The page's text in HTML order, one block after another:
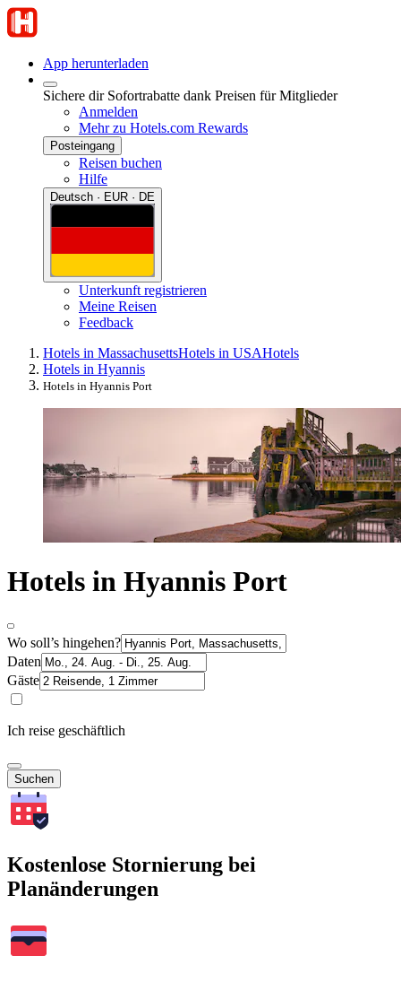
App herunterladen
Sichere dir Sofortrabatte dank Preisen für Mitglieder
Anmelden
Mehr zu Hotels.com Rewards
Posteingang
Reisen buchen
Hilfe
Deutsch · EUR · DE
Unterkunft registrieren
Meine Reisen
Feedback
Hotels in MassachusettsHotels in USAHotels
Hotels in Hyannis
Hotels in Hyannis Port
Hotels in Hyannis Port
Wo soll’s hingehen?
Daten
Gäste
Ich reise geschäftlich
Suchen
Kostenlose Stornierung bei
Planänderungen